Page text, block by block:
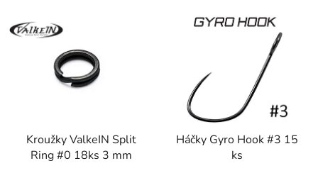
Kroužky ValkeIN Split
Ring #0 18ks 3 mm
Háčky Gyro Hook #3 15
ks